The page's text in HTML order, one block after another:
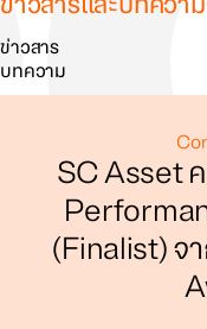
ค้นหา
ข่าวสาร
บทความ
SC Asset
(Finalist) จ